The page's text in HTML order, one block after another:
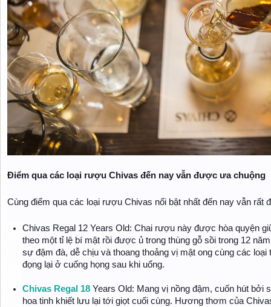
Điểm qua các loại rượu Chivas đến nay vẫn được ưa chuộng
Cùng điểm qua các loại rượu Chivas nổi bật nhất đến nay vẫn rất
Chivas Regal 12 Years Old: Chai rượu này được hòa quyện
theo một tỉ lệ bí mật rồi được ủ trong thùng gỗ sồi trong 12
sự đậm đà, dễ chịu và thoang thoảng vị mật ong cùng các
đọng lại ở cuống họng sau khi uống.
Chivas Regal 18Years Old: Mang vị nồng đậm, cuốn hút bởi
hoa tinh khiết lưu lại tới giọt cuối cùng. Hương thơm của